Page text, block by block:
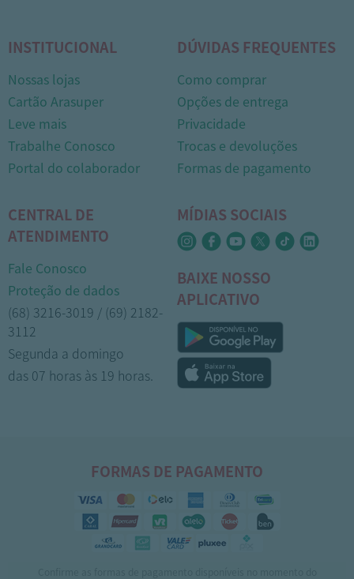
INSTITUCIONAL
Nossas lojas
Cartão Arasuper
Leve mais
Trabalhe Conosco
Portal do colaborador
DÚVIDAS FREQUENTES
Como comprar
Opções de entrega
Privacidade
Trocas e devoluções
Formas de pagamento
CENTRAL DE
ATENDIMENTO
Fale Conosco
Proteção de dados
(68) 3216-3019 / (69) 2182-
3112
Segunda a domingo
das 07 horas às 19 horas.
MÍDIAS SOCIAIS
BAIXE NOSSO
APLICATIVO
FORMAS DE PAGAMENTO